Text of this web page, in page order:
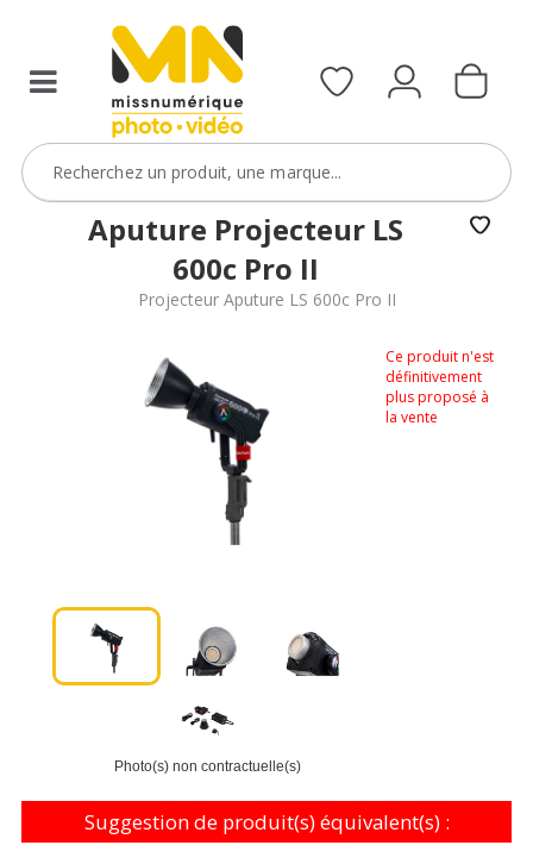
Aputure Projecteur LS
600c Pro II
Projecteur Aputure LS 600c Pro II
Photo(s) non contractuelle(s)
Ce produit n'est
définitivement
plus proposé à
la vente
Suggestion de produit(s) équivalent(s) :